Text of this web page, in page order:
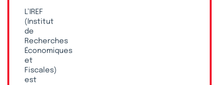
L’IREF
(Institut
de
Recherches
Économiques
et
Fiscales)
est